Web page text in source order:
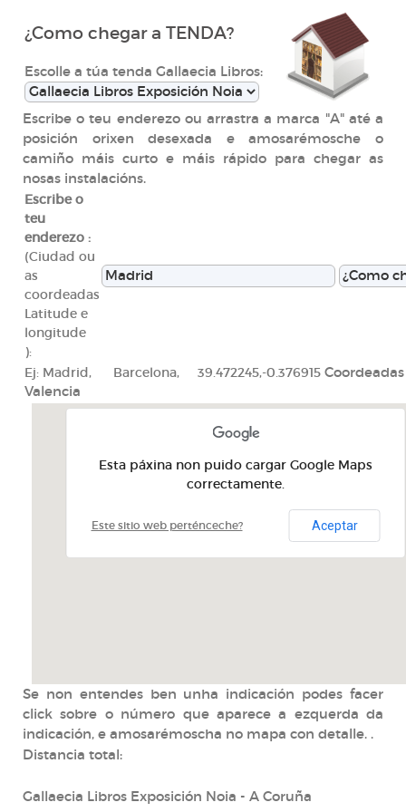
¿Como chegar a TENDA?
Escolle a túa tenda Gallaecia Libros:
Escribe o teu enderezo ou arrastra a marca "A" até a
posición orixen desexada e amosarémosche o
camiño máis curto e máis rápido para chegar as
nosas instalacións.
Escribe o
teu
enderezo :
(Ciudad ou
as
coordeadas
Latitude e
longitude
):
Ej: Madrid, Barcelona, 39.472245,-0.376915
Valencia
Esta páxina non puido cargar Google Maps
correctamente.
Este sitio web perténceche? Aceptar
Se non entendes ben unha indicación podes facer
click sobre o número que aparece a ezquerda da
indicación, e amosarémoscha no mapa con detalle. .
Distancia total:
Gallaecia Libros Exposición Noia - A Coruña